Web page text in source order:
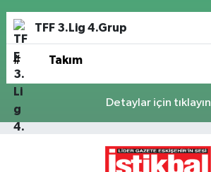
TFF 3.Lig 4.Grup
# Takım
Detaylar için tıklayın